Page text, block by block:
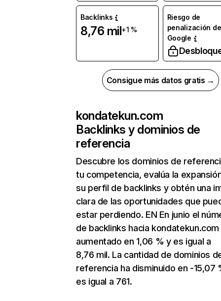
Backlinks
8,76 mil+1 %
Riesgo de
penalización de
Google
Consigue más datos gratis →
kondatekun.com
Backlinks y dominios de
referencia
Descubre los dominios de
tu competencia, evalúa la
su perfil de backlinks y obtén una
clara de las oportunidades que
estar perdiendo. EN En junio el
de backlinks hacia kondatekun.com
aumentado en 1,06 % y es igual a
8,76 mil. La cantidad de dominios
referencia ha disminuido en -15,07
es igual a 761.